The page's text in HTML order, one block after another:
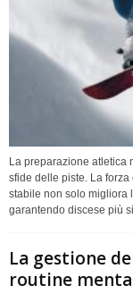
La preparazione atletica
sfide delle piste. La
stabile non solo migliora
garantendo discese più
La gestione
routine